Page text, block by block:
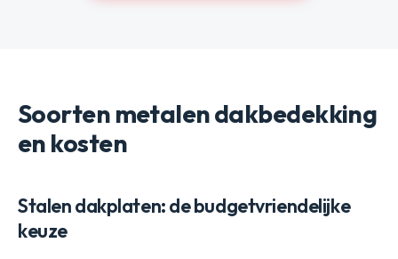
Soorten metalen dakbedekking
en kosten
Stalen dakplaten: de budgetvriendelijke
keuze